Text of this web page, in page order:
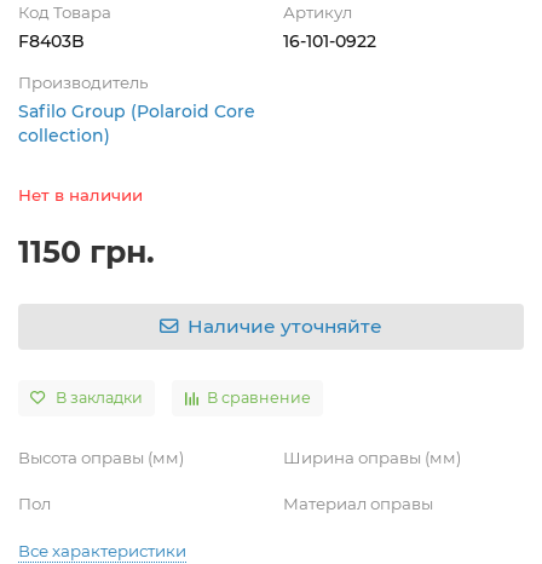
Код Товара
F8403B
Артикул
16-101-0922
Производитель
Safilo Group (Polaroid Core
collection)
Нет в наличии
1150 грн.
Наличие уточняйте
В закладки В сравнение
Высота оправы (мм) Ширина оправы (мм)
Пол Материал оправы
Все характеристики